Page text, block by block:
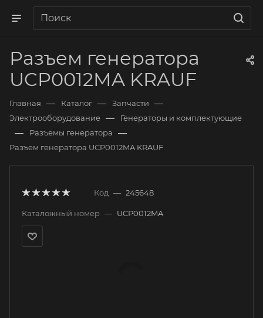
Разъем генератора
UCP0012MA KRAUF
Главная — Каталог — Запчасти —
Электрооборудование — Генераторы и комплектующие
— Разъемы генератора —
Разъем генератора UCP0012MA KRAUF
Код — 245648
Каталожный номер — UCP0012MA